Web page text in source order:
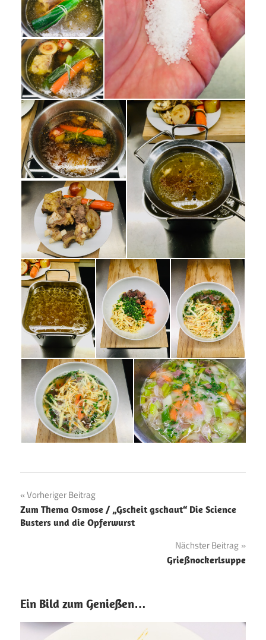
Beitragsnavigation
Vorheriger Beitrag
Zum Thema Osmose / „Gscheit gschaut“ Die Science
Busters und die Opferwurst
Nächster Beitrag
Grießnockerlsuppe
Ein Bild zum Genießen…